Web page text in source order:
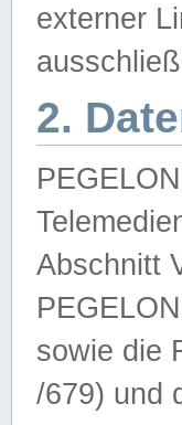
externer
2.
Abschnitt
sowie die
/679) und